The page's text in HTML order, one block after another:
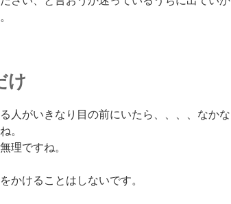
け
人がいきなり目の前にいたら、、、、なかな
。
理ですね。
かけることはしないです。